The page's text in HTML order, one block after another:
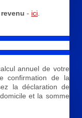
- ici.
annuel de votre
confirmation de la
la déclaration de
et la somme